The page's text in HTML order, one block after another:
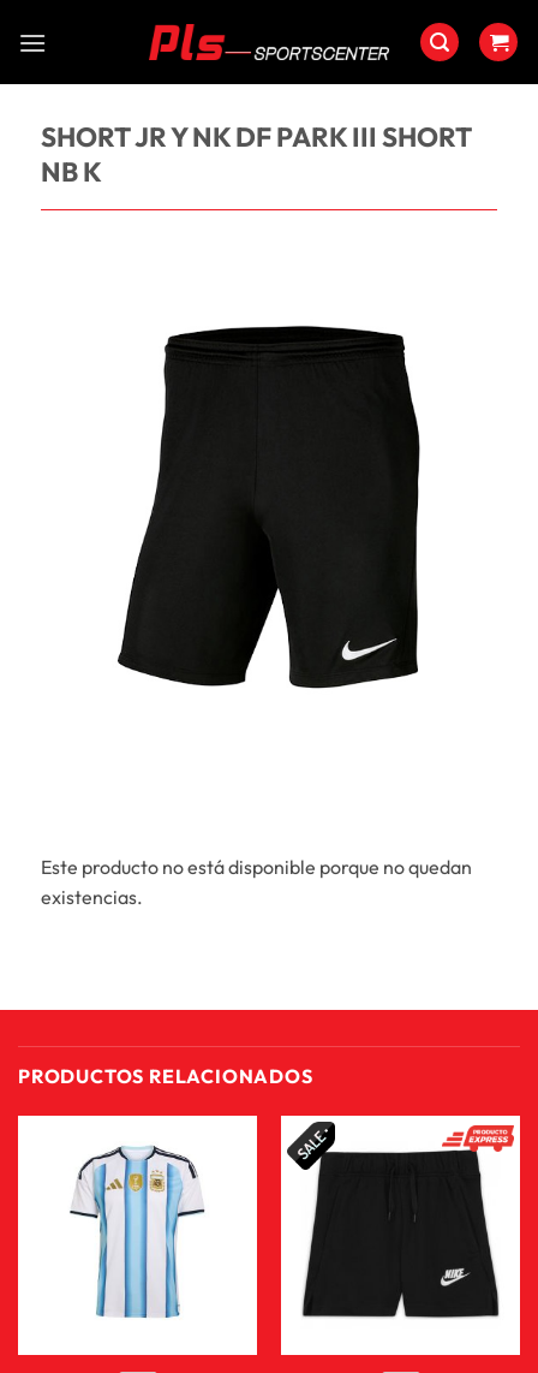
SHORT JR Y NK DF PARK III SHORT
NB K
Este producto no está disponible porque no quedan
existencias.
PRODUCTOS RELACIONADOS